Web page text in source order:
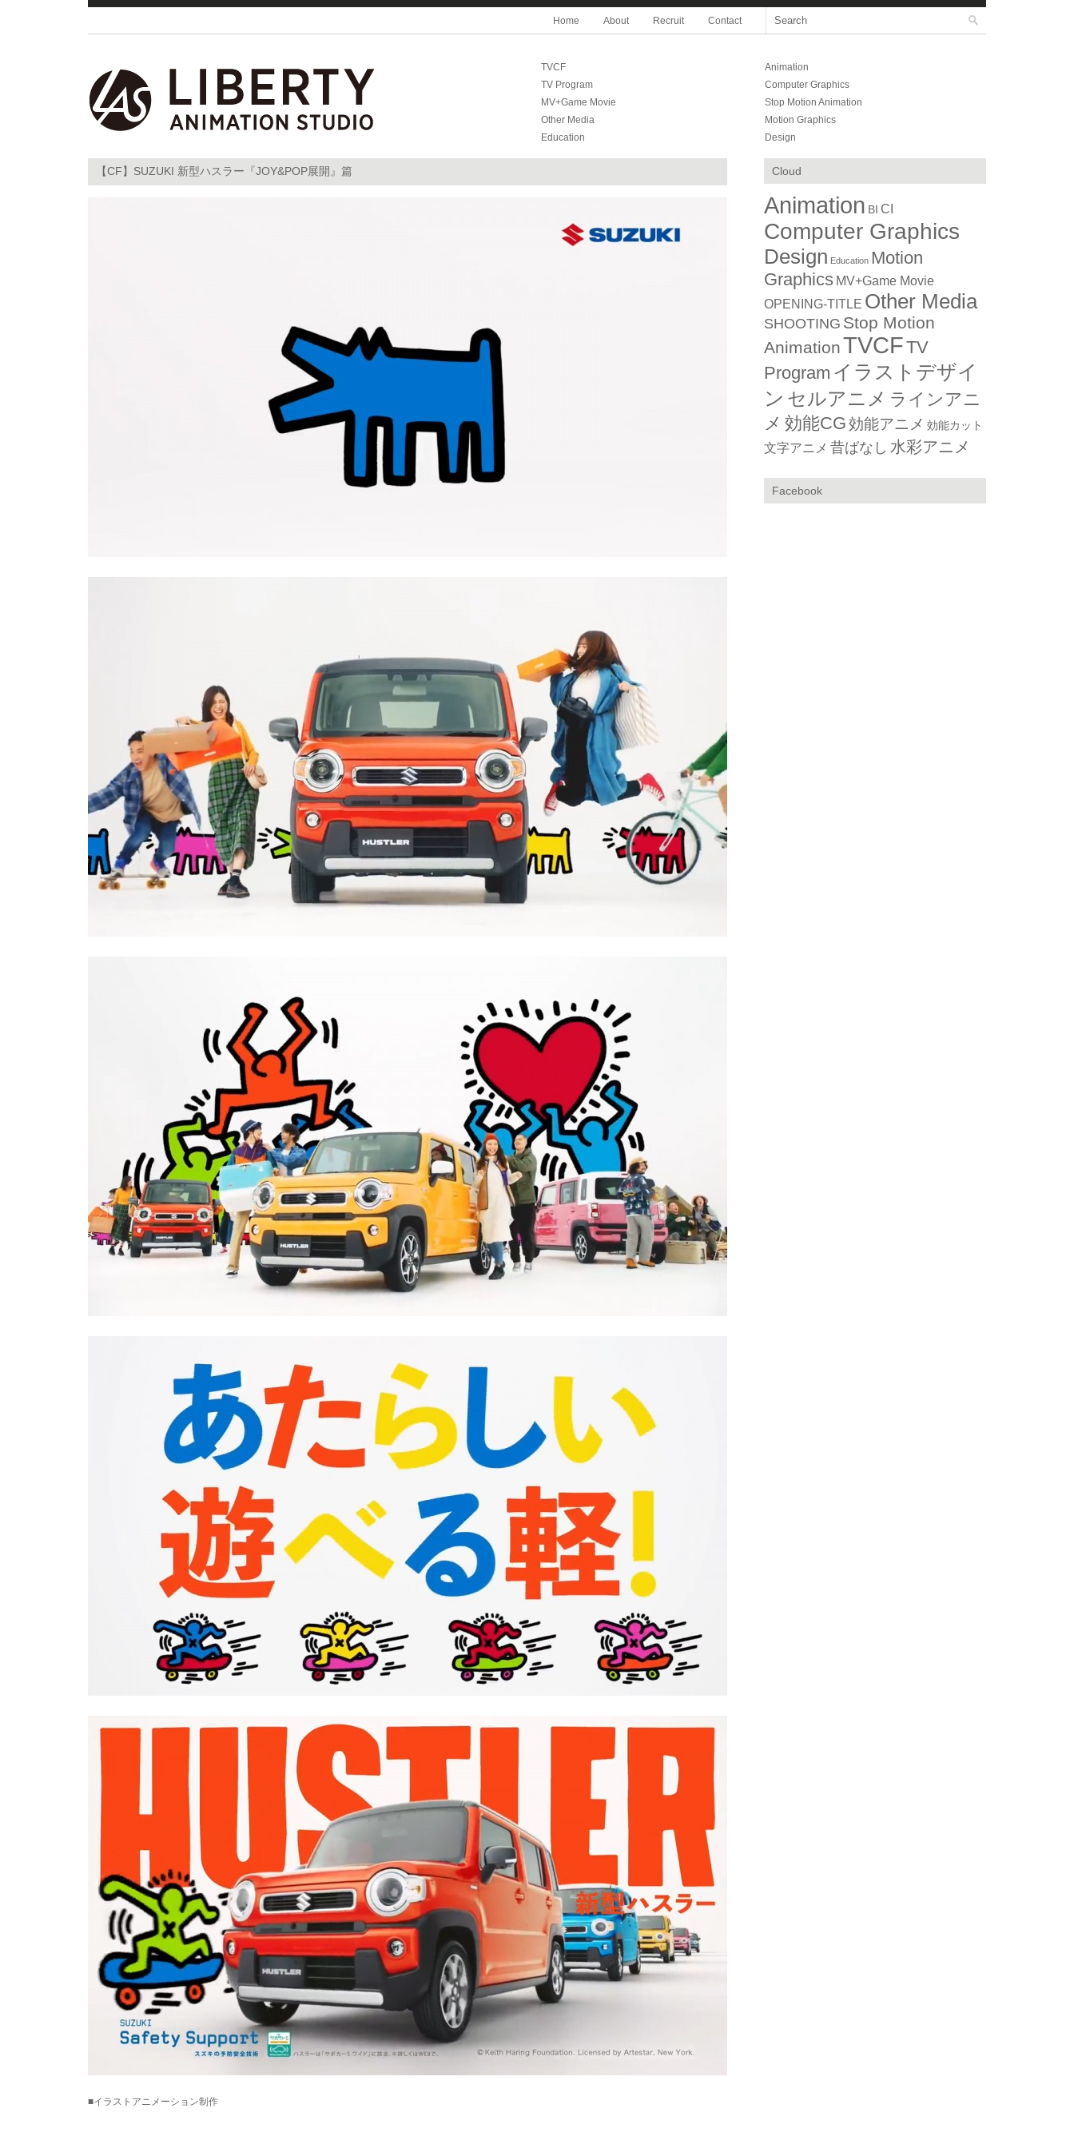
Home About Recruit Contact
TVCF
Animation
TV Program
Computer Graphics
MV+Game Movie
Stop Motion Animation
Other Media
Motion Graphics
Education
Design
【CF】SUZUKI 新型ハスラー『JOY&POP展開』篇
■イラストアニメーション制作
Cloud
Animation BI CI
Computer Graphics
Design Education Motion
Graphics MV+Game Movie
OPENING-TITLE Other Media
SHOOTING Stop Motion
AnimationTVCFTV
Program イラストデザイ
ン セルアニメ ラインアニ
メ 効能CG効能アニメ 効能カット
文字アニメ 昔ばなし 水彩アニメ
Facebook